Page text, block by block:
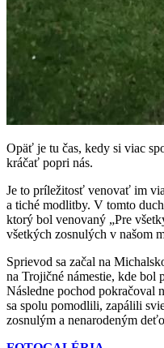
Opäť je tu čas, kedy si viac
kráčať popri nás.
Je to príležitosť venovať im
a tiché modlitby. V tomto
ktorý bol venovaný „Pre
všetkých zosnulých v našom
Sprievod sa začal na
na Trojičné námestie, kde bol
Následne pochod pokračoval
sa spolu pomodlili, zapálili
zosnulým a nenarodeným